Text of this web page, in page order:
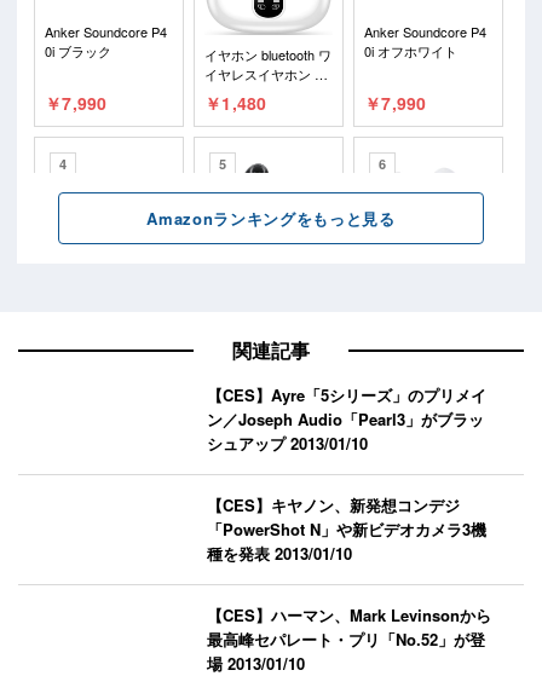
関連記事
【CES】Ayre「5シリーズ」のプリメイ
ン／Joseph Audio「Pearl3」がブラッ
シュアップ2013/01/10
【CES】キヤノン、新発想コンデジ
「PowerShot N」や新ビデオカメラ3機
種を発表2013/01/10
【CES】ハーマン、Mark Levinsonから
最高峰セパレート・プリ「No.52」が登
場2013/01/10